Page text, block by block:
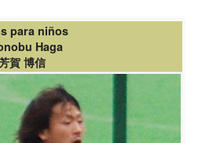
para niños
Haga
賀 博信